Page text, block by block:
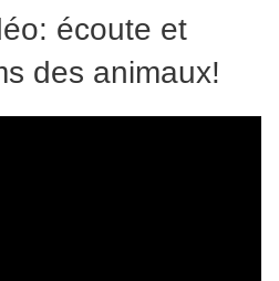
écoute et
des animaux!